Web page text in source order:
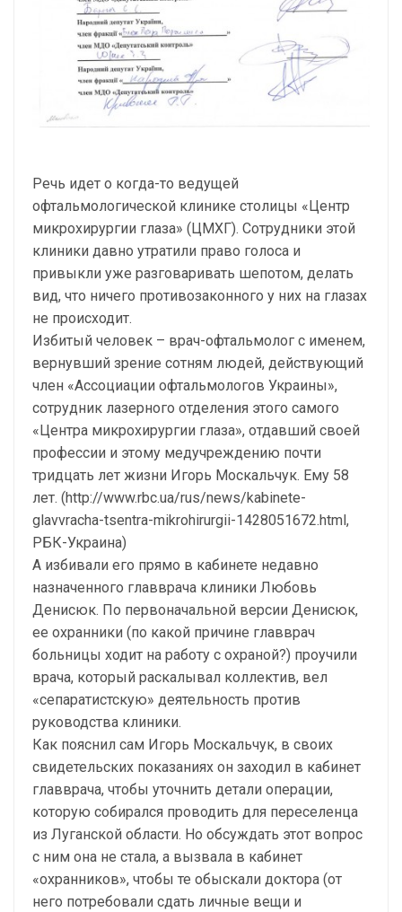
Речь идет о когда-то ведущей
офтальмологической клинике столицы «Центр
микрохирургии глаза» (ЦМХГ). Сотрудники этой
клиники давно утратили право голоса и
привыкли уже разговаривать шепотом, делать
вид, что ничего противозаконного у них на глазах
не происходит.
Избитый человек – врач-офтальмолог с именем,
вернувший зрение сотням людей, действующий
член «Ассоциации офтальмологов Украины»,
сотрудник лазерного отделения этого самого
«Центра микрохирургии глаза», отдавший своей
профессии и этому медучреждению почти
тридцать лет жизни Игорь Москальчук. Ему 58
лет. (http://www.rbc.ua/rus/news/kabinete-
glavvracha-tsentra-mikrohirurgii-1428051672.html,
РБК-Украина)
А избивали его прямо в кабинете недавно
назначенного главврача клиники Любовь
Денисюк. По первоначальной версии Денисюк,
ее охранники (по какой причине главврач
больницы ходит на работу с охраной?) проучили
врача, который раскалывал коллектив, вел
«сепаратистскую» деятельность против
руководства клиники.
Как пояснил сам Игорь Москальчук, в своих
свидетельских показаниях он заходил в кабинет
главврача, чтобы уточнить детали операции,
которую собирался проводить для переселенца
из Луганской области. Но обсуждать этот вопрос
с ним она не стала, а вызвала в кабинет
«охранников», чтобы те обыскали доктора (от
него потребовали сдать личные вещи и